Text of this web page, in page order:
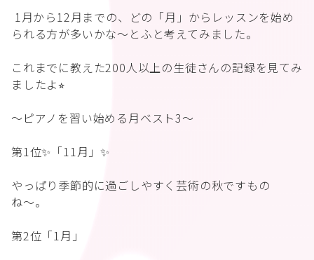
1月から12月までの、どの「月」からレッスンを始め
られる方が多いかな〜とふと考えてみました。
これまでに教えた200人以上の生徒さんの記録を見てみ
ましたよ⭐︎
〜ピアノを習い始める月ベスト3〜
第1位✨「11月」✨
やっぱり季節的に過ごしやすく芸術の秋ですもの
ね〜。
第2位「1月」